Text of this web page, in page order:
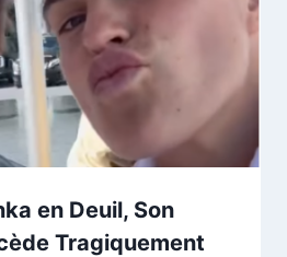
en Deuil, Son
Tragiquement